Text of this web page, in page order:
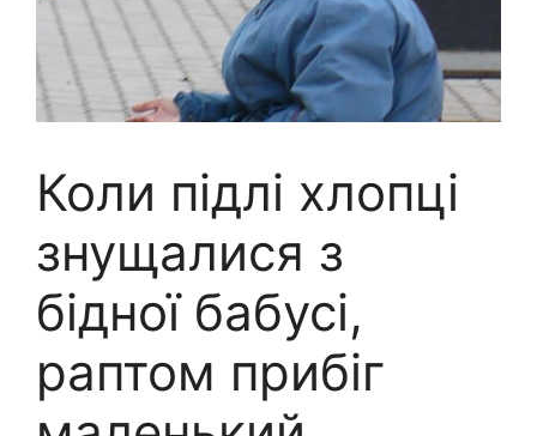
Коли підлі хлопці
знущалися з
бідної бабусі,
раптом прибіг